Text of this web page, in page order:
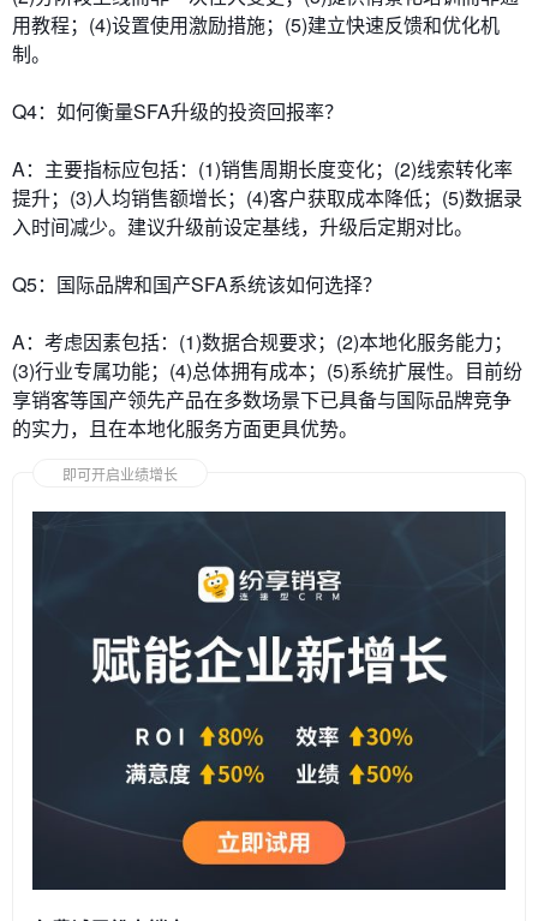
用教程；(4)设置使用激励措施；(5)建立快速反馈和优化机
制。
​​Q4：如何衡量SFA升级的投资回报率？​​
A：主要指标应包括：(1)销售周期长度变化；(2)线索转化率
提升；(3)人均销售额增长；(4)客户获取成本降低；(5)数据录
入时间减少。建议升级前设定基线，升级后定期对比。
​​Q5：国际品牌和国产SFA系统该如何选择？​​
A：考虑因素包括：(1)数据合规要求；(2)本地化服务能力；
(3)行业专属功能；(4)总体拥有成本；(5)系统扩展性。目前纷
享销客等国产领先产品在多数场景下已具备与国际品牌竞争
的实力，且在本地化服务方面更具优势。
即可开启业绩增长